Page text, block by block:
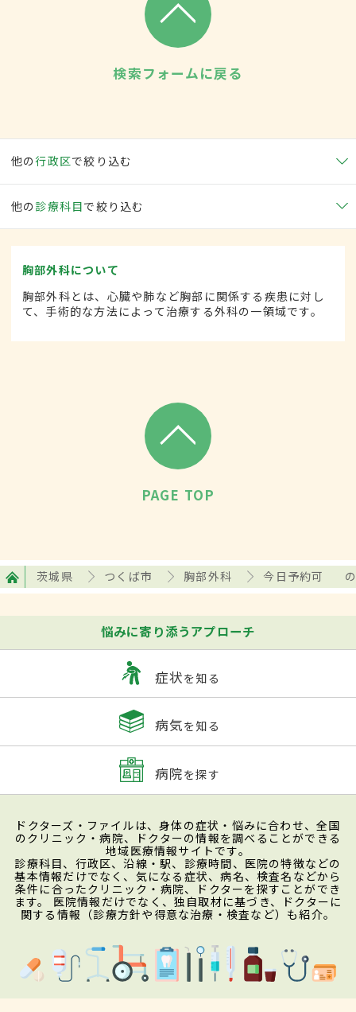
検索フォームに戻る
他の行政区で絞り込む
他の 診療科目で絞り込む
胸部外科について
胸部外科とは、心臓や肺など胸部に関係する疾患に対し
て、手術的な方法によって治療する外科の一領域です。
PAGE TOP
茨城県 つくば市 胸部外科 今日予約可
悩みに寄り添うアプローチ
症状を知る
病気を知る
病院を探す
ドクターズ・ファイルは、身体の症状・悩みに合わせ、全国
のクリニック・病院、ドクターの情報を調べることができる
地域医療情報サイトです。
診療科目、行政区、沿線・駅、診療時間、医院の特徴などの
基本情報だけでなく、気になる症状、病名、検査名などから
条件に合ったクリニック・病院、ドクターを探すことができ
ます。 医院情報だけでなく、独自取材に基づき、ドクターに
関する情報（診療方針や得意な治療・検査など）も紹介。